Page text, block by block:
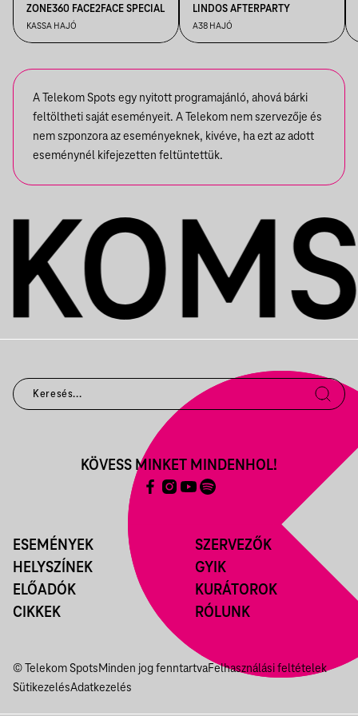
ZONE360 FACE2FACE SPECIAL
KASSA HAJÓ
LINDOS AFTERPARTY
A38 HAJÓ
A Telekom Spots egy nyitott programajánló, ahová bárki
feltöltheti saját eseményeit. A Telekom nem szervezője és
nem szponzora az eseményeknek, kivéve, ha ezt az adott
eseménynél kifejezetten feltüntettük.
ESEMÉNYEK
HELYSZÍNEK
ELŐADÓK
CIKKEK
SZERVEZŐK
GYIK
KURÁTOROK
RÓLUNK
KÖVESS MINKET MINDENHOL!
© Telekom SpotsMinden jog fenntartvaFelhasználási feltételek
SütikezelésAdatkezelés